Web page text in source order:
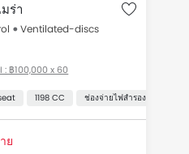
บนพวงมาลัย ระบบเครื่องเสียงหน้าจอสัมผัส
ร่า
Ventilated-discs
: ฿100,000 x 60
1198 CC ช่องจ่ายไฟสำรอง
ย